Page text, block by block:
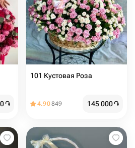
֏
101 Кустовая Роза
4.90849 145 000֏